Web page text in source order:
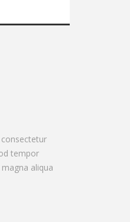
tempor
aliqua